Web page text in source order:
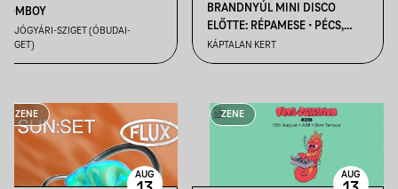
ZOMBOY
HAJÓGYÁRI-SZIGET (ÓBUDAI-
SZIGET)
BRANDNYÚL MINI DISCO
ELŐTTE: RÉPAMESE • PÉCS,
KÁPTALAN KERT
KÁPTALAN KERT
ZENE
AUG
ZENE
AUG